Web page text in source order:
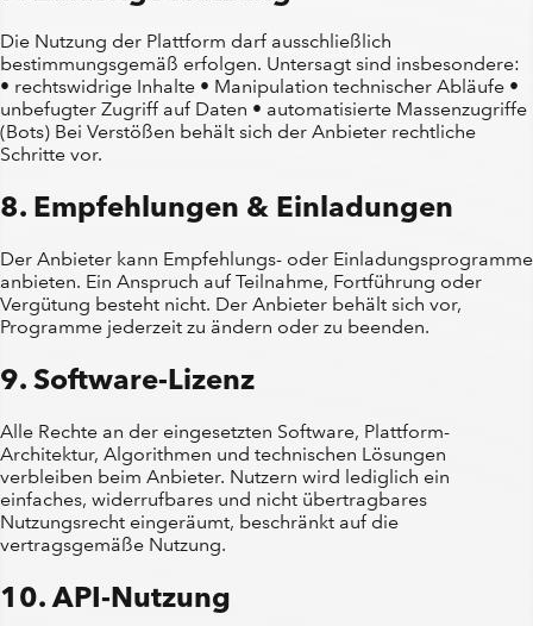
Die Nutzung der Plattform darf ausschließlich
bestimmungsgemäß erfolgen. Untersagt sind insbesondere:
• rechtswidrige Inhalte • Manipulation technischer Abläufe •
unbefugter Zugriff auf Daten • automatisierte Massenzugriffe
(Bots) Bei Verstößen behält sich der Anbieter rechtliche
Schritte vor.
8. Empfehlungen & Einladungen
Der Anbieter kann Empfehlungs- oder Einladungsprogramme
anbieten. Ein Anspruch auf Teilnahme, Fortführung oder
Vergütung besteht nicht. Der Anbieter behält sich vor,
Programme jederzeit zu ändern oder zu beenden.
9. Software-Lizenz
Alle Rechte an der eingesetzten Software, Plattform-
Architektur, Algorithmen und technischen Lösungen
verbleiben beim Anbieter. Nutzern wird lediglich ein
einfaches, widerrufbares und nicht übertragbares
Nutzungsrecht eingeräumt, beschränkt auf die
vertragsgemäße Nutzung.
10. API-Nutzung